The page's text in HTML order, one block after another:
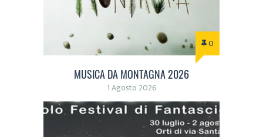
0
MUSICA DA MONTAGNA 2026
1 Agosto 2026